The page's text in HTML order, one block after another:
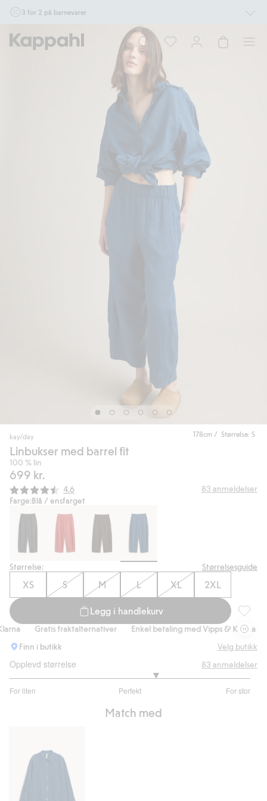
3 for 2 på barnevarer
Ikke Newbie. Gjelder når du handler 2 eller flere varer som inngår i tilbudet tom.
17/8 i butikk & online for deg som er eller blir medlem. Kan ikke kombineres med
andre tilbud eller rabatter.
Handle nå
178cm / Størrelse: S
kay/day
Linbukser med barrel fit
100 % lin
699 kr.
Gjennomsnittskarakter:
4.6 83 anmeldelser
Farge:Blå / ensfarget
Størrelse: Størrelsesguide
XS S M L XL 2XL
Legg i handlekurv
Gratis fraktalternativer Enkel betaling med Vipps & Klarna
Finn i butikk
Velg butikk
Opplevd størrelse
For liten Perfekt For stor
av
83 anmeldelser
Match med